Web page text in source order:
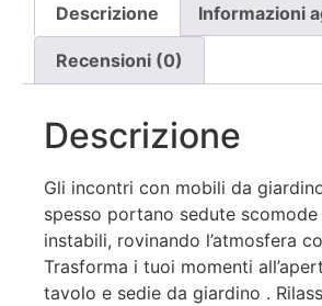
Descrizione Informazioni
Recensioni (0)
Descrizione
Gli incontri con mobili da
spesso portano sedute
instabili, rovinando l’atmosfera
Trasforma i tuoi momenti
tavolo e sedie da giardino .